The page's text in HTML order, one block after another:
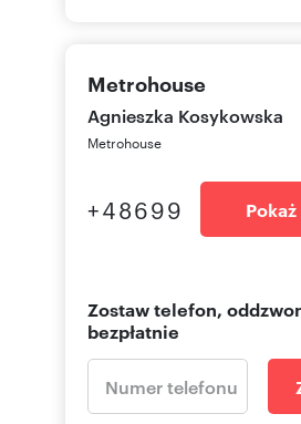
Metrohouse
Agnieszka Kosykowska
Metrohouse
+48699
Zostaw telefon,
bezpłatnie